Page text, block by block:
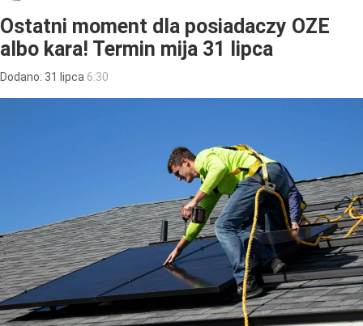
Ostatni moment dla posiadaczy OZE
albo kara! Termin mija 31 lipca
Dodano: 31 lipca 6:30